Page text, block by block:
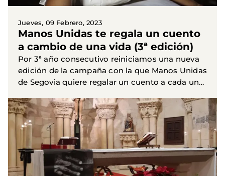
Jueves, 09 Febrero, 2023
Manos Unidas te regala un cuento
a cambio de una vida (3ª edición)
Por 3ª año consecutivo reiniciamos una nueva
edición de la campaña con la que Manos Unidas
de Segovia quiere regalar un cuento a cada uno
colaboración para salvar...